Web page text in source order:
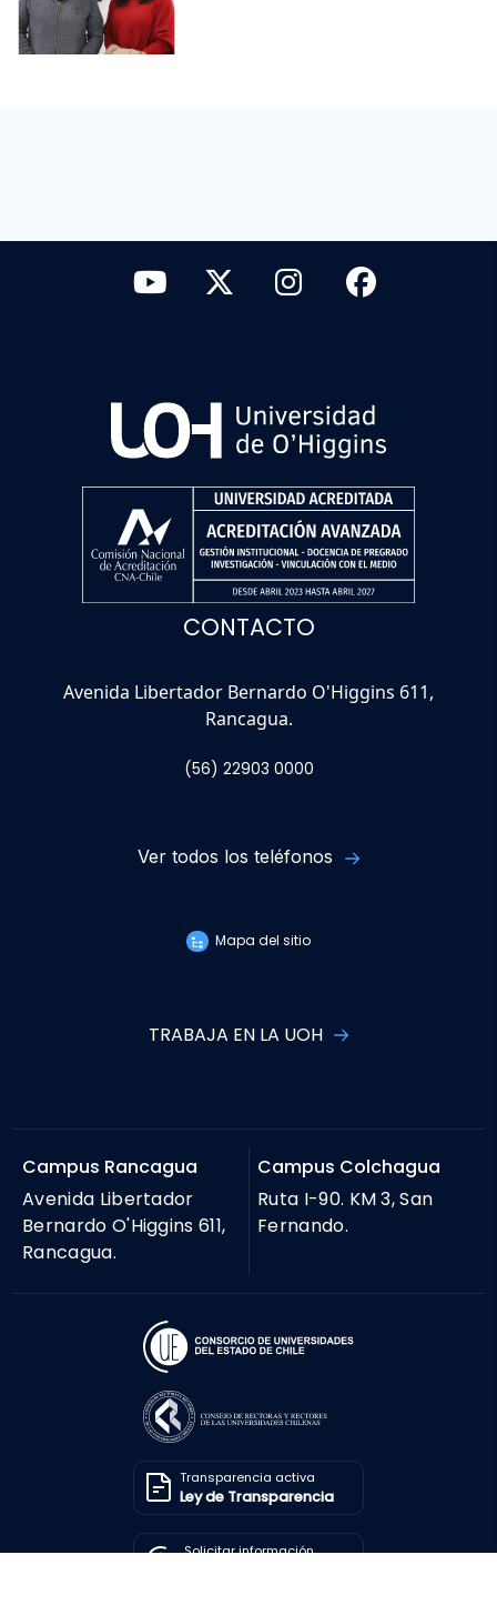
CONTACTO
Avenida Libertador Bernardo O'Higgins 611,
Rancagua.
(56) 22903 0000
Ver todos los teléfonos
Mapa del sitio
TRABAJA EN LA UOH
Campus Rancagua
Avenida Libertador
Bernardo O'Higgins 611,
Rancagua.
Campus Colchagua
Ruta I-90. KM 3, San
Fernando.
Transparencia activa
Ley de Transparencia
Solicitar información